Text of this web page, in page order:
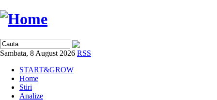
Sambata, 8 August 2026 RSS
START&GROW
Home
Stiri
Analize